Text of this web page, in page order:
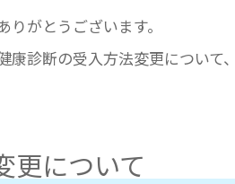
がとうございます。
康診断の受入方法変更について
更について